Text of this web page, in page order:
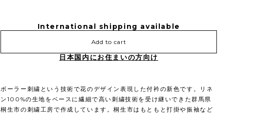
International shipping available
Add to cart
日本国内にお住まいの方向け
ボーラー刺繍という技術で花のデザイン表現した付衿の新色です。リネ
ン100%の生地をベースに繊細で高い刺繍技術を受け継いできた群馬県
桐生市の刺繍工房で作成しています。桐生市はもともと打掛や振袖など